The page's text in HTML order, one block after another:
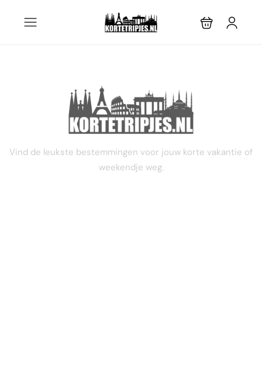
STEL JE EIGEN TRIP SAMEN
Vind de leukste bestemmingen voor jouw korte vakantie of
weekendje weg.